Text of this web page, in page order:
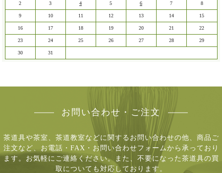
2 3 4 5 6 7 8
9 10 11 12 13 14 15
16 17 18 19 20 21 22
23 24 25 26 27 28 29
30 31
お問い合わせ・ご注文
茶道具や茶室、茶道教室などに関するお問い合わせの他、商品ご
注文など、 お電話・FAX・お問い合わせフォームから承っており
ます。お気軽にご連絡ください。 また、不要になった茶道具の買
取についても対応しております。